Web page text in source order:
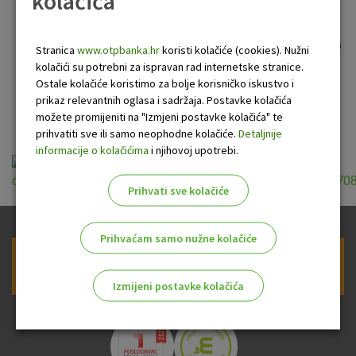
trgovcima koji koriste
EFTPOS terminale i druge
uređaje OTP banke d.d.
na prodajnim mjestima
Stranica www.otpbanka.hrkoristi kolačiće (cookies). Nužni
kolačići su potrebni za ispravan rad internetske stranice.
Ostale kolačiće koristimo za bolje korisničko iskustvo i
prikaz relevantnih oglasa i sadržaja. Postavke kolačića
možete promijeniti na "Izmjeni postavke kolačića" te
prihvatiti sve ili samo neophodne kolačiće. Detaljnije
informacije o kolačićima i njihovoj upotrebi.
Prihvati sve kolačiće
Prihvaćam samo nužne kolačiće
Izmijeni postavke kolačića